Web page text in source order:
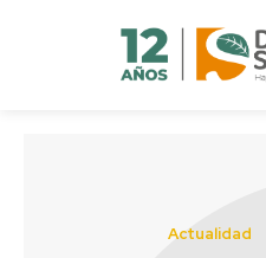
Actualidad